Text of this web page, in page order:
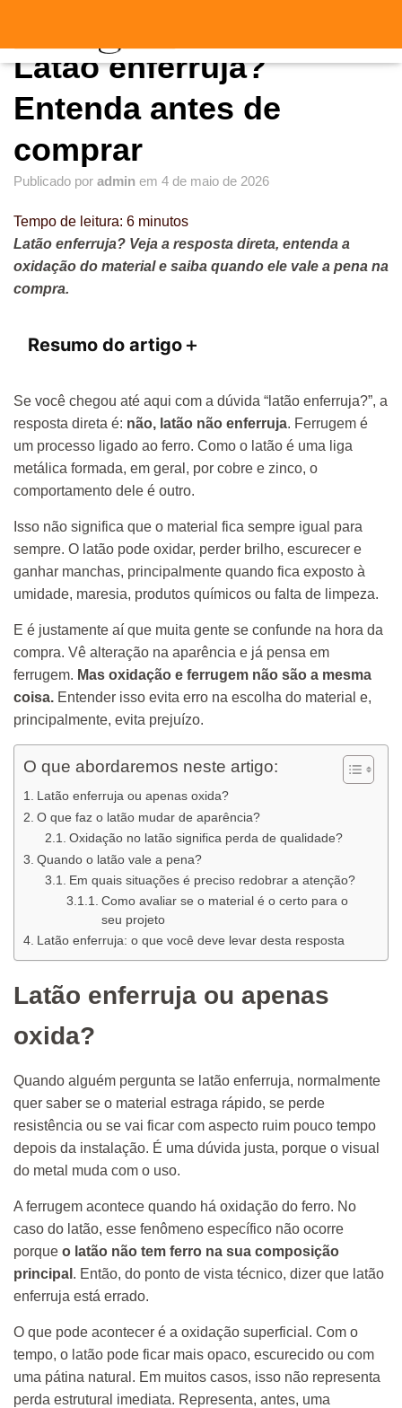
L
A
Latão enferruja?
Entenda antes de
comprar
Publicado por admin em 4 de maio de 2026
Tempo de leitura: 6 minutos
Latão enferruja? Veja a resposta direta, entenda a
oxidação do material e saiba quando ele vale a pena na
compra.
Resumo do artigo＋
Se você chegou até aqui com a dúvida “latão enferruja?”, a
resposta direta é: não, latão não enferruja. Ferrugem é
um processo ligado ao ferro. Como o latão é uma liga
metálica formada, em geral, por cobre e zinco, o
comportamento dele é outro.
Isso não significa que o material fica sempre igual para
sempre. O latão pode oxidar, perder brilho, escurecer e
ganhar manchas, principalmente quando fica exposto à
umidade, maresia, produtos químicos ou falta de limpeza.
E é justamente aí que muita gente se confunde na hora da
compra. Vê alteração na aparência e já pensa em
ferrugem. Mas oxidação e ferrugem não são a mesma
coisa. Entender isso evita erro na escolha do material e,
principalmente, evita prejuízo.
O que abordaremos neste artigo:
Latão enferruja ou apenas oxida?
O que faz o latão mudar de aparência?
Oxidação no latão significa perda de qualidade?
Quando o latão vale a pena?
Em quais situações é preciso redobrar a atenção?
Como avaliar se o material é o certo para o
seu projeto
Latão enferruja: o que você deve levar desta resposta
Latão enferruja ou apenas
oxida?
Quando alguém pergunta se latão enferruja, normalmente
quer saber se o material estraga rápido, se perde
resistência ou se vai ficar com aspecto ruim pouco tempo
depois da instalação. É uma dúvida justa, porque o visual
do metal muda com o uso.
A ferrugem acontece quando há oxidação do ferro. No
caso do latão, esse fenômeno específico não ocorre
porque o latão não tem ferro na sua composição
principal . Então, do ponto de vista técnico, dizer que latão
enferruja está errado.
O que pode acontecer é a oxidação superficial. Com o
tempo, o latão pode ficar mais opaco, escurecido ou com
uma pátina natural. Em muitos casos, isso não representa
perda estrutural imediata. Representa, antes, uma